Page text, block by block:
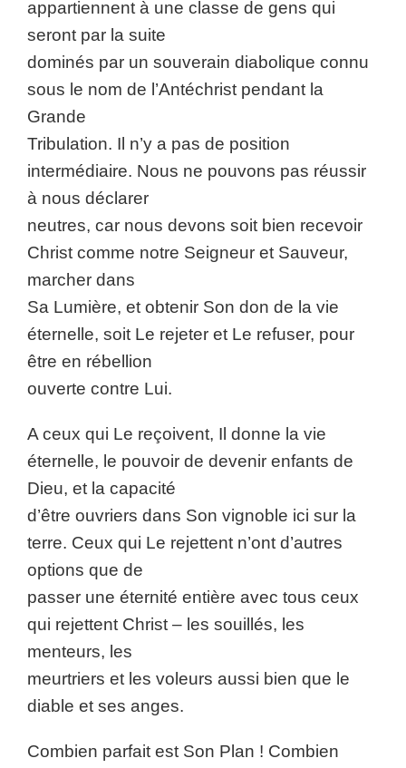
appartiennent à une classe de gens qui
seront par la suite
dominés par un souverain diabolique connu
sous le nom de l’Antéchrist pendant la
Grande
Tribulation. Il n’y a pas de position
intermédiaire. Nous ne pouvons pas réussir
à nous déclarer
neutres, car nous devons soit bien recevoir
Christ comme notre Seigneur et Sauveur,
marcher dans
Sa Lumière, et obtenir Son don de la vie
éternelle, soit Le rejeter et Le refuser, pour
être en rébellion
ouverte contre Lui.
A ceux qui Le reçoivent, Il donne la vie
éternelle, le pouvoir de devenir enfants de
Dieu, et la capacité
d’être ouvriers dans Son vignoble ici sur la
terre. Ceux qui Le rejettent n’ont d’autres
options que de
passer une éternité entière avec tous ceux
qui rejettent Christ – les souillés, les
menteurs, les
meurtriers et les voleurs aussi bien que le
diable et ses anges.
Combien parfait est Son Plan ! Combien